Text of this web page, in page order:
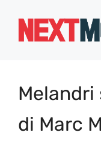
di Marc